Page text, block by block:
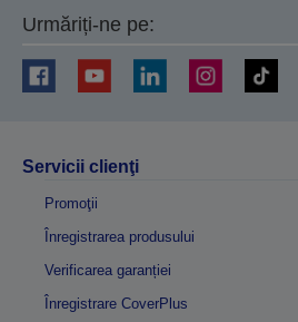
Urmăriți-ne pe:
Servicii clienţi
Promoţii
Înregistrarea produsului
Verificarea garanției
Înregistrare CoverPlus